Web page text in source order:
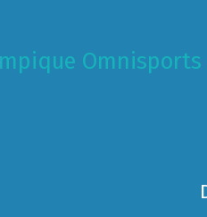
Omnisports